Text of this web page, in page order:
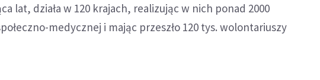
lat, działa w 120 krajach, realizując w nich ponad 2000
medycznej i mając przeszło 120 tys. wolontariuszy